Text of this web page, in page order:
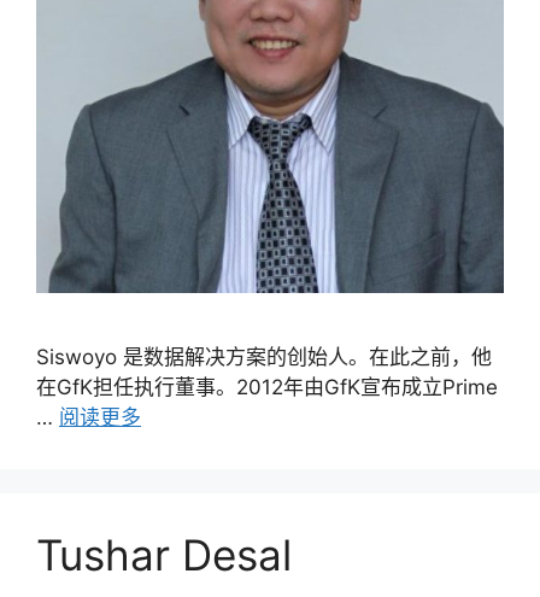
Siswoyo 是数据解决方案的创始人。在此之前，他
在GfK担任执行董事。2012年由GfK宣布成立Prime
… 阅读更多
Tushar Desal